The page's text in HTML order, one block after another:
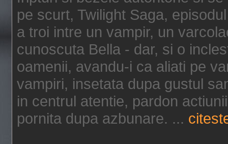
pe scurt, Twilight Saga,
a troi intre un vampir, un
cunoscuta Bella - dar, si o
oamenii, avandu-i ca aliati pe
vampiri, insetata dupa gustul
in centrul atentie, pardon
pornita dupa azbunare. ...